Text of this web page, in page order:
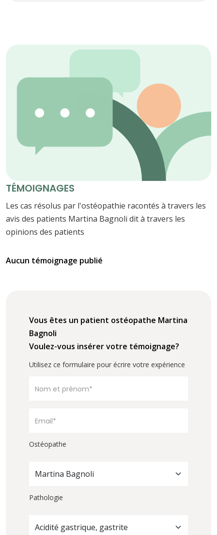
TÉMOIGNAGES
Les cas résolus par l'ostéopathie racontés à travers les
avis des patients Martina Bagnoli dit à travers les
opinions des patients
Aucun témoignage publié
Vous êtes un patient ostéopathe Martina
Bagnoli
Voulez-vous insérer votre témoignage?
Utilisez ce formulaire pour écrire votre expérience
Ostéopathe
Martina Bagnoli
Pathologie
Acidité gastrique, gastrite